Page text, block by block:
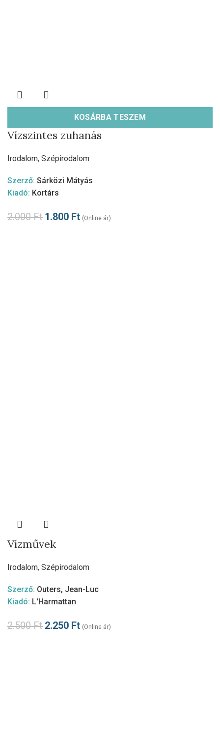
KOSÁRBA TESZEM
Vízszintes zuhanás
Irodalom, Szépirodalom
Szerző: Sárközi Mátyás
Kiadó: Kortárs
2.000Ft 1.800 Ft (Online ár)
Vízművek
Irodalom, Szépirodalom
Szerző: Outers, Jean-Luc
Kiadó: L'Harmattan
2.500Ft 2.250 Ft (Online ár)